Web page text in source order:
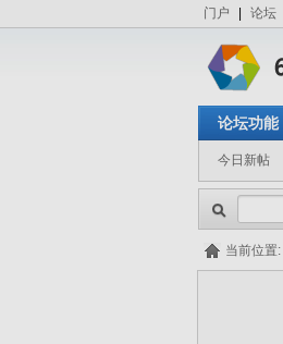
门户 论坛
论坛功能
今日新帖
当前位置: